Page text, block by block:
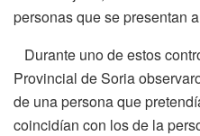
personas que se presentan
Durante uno de estos
Provincial de Soria
de una persona que
coincidían con los de la